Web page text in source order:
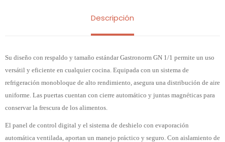
Descripción
Su diseño con respaldo y tamaño estándar Gastronorm GN 1/1 permite un uso
versátil y eficiente en cualquier cocina. Equipada con un sistema de
refrigeración monobloque de alto rendimiento, asegura una distribución de aire
uniforme. Las puertas cuentan con cierre automático y juntas magnéticas para
conservar la frescura de los alimentos.
El panel de control digital y el sistema de deshielo con evaporación
automática ventilada, aportan un manejo práctico y seguro. Con aislamiento de